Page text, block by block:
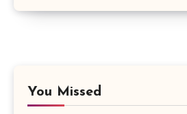
You Missed